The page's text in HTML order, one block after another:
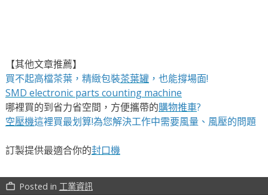
【其他文章推薦】
買不起高檔茶葉，精緻包裝茶葉罐，也能撐場面!
SMD electronic parts counting machine
哪裡買的到省力省空間，方便攜帶的購物推車?
空壓機這裡買最划算!為您解決工作中需要風量、風壓的問題
訂製提供最適合你的封口機
work_outline Posted in 工業資訊